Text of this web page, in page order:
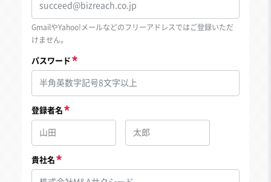
GmailやYahoo!メールなどのフリーアドレスではご登録いただ
けません。
パスワード
登録者名
貴社名